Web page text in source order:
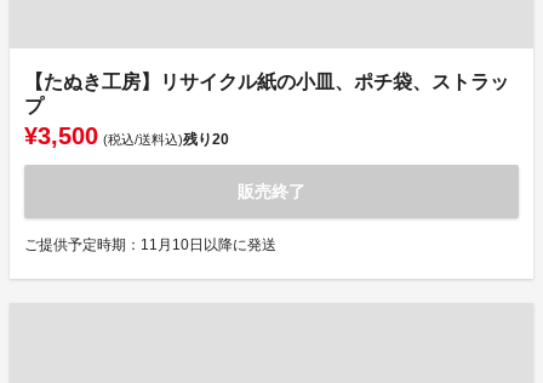
【たぬき工房】リサイクル紙の小皿、ポチ袋、ストラッ
プ
¥3,500 (税込/送料込)残り20
販売終了
ご提供予定時期：11月10日以降に発送